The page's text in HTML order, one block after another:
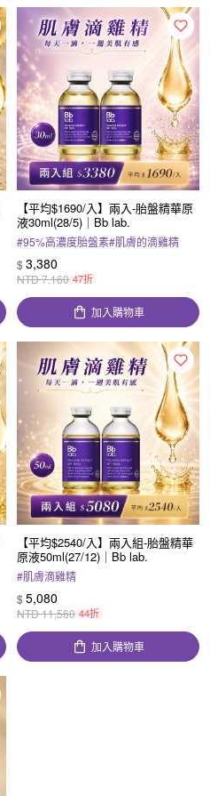
【平均$1690/入】兩入-胎盤精華原
液30ml(28/5)｜Bb lab.
#95%高濃度胎盤素#肌膚的滴雞精
$ 3,380
NTD7,160 47折
加入購物車
【平均$2540/入】兩入組-胎盤精華
原液50ml(27/12)｜Bb lab.
#肌膚滴雞精
$ 5,080
NTD11,560 44折
加入購物車